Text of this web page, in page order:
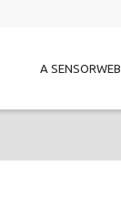
A SENSORWEB